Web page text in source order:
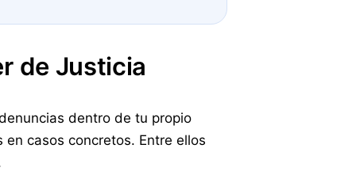
de Justicia
dentro de tu propio
casos concretos. Entre ellos